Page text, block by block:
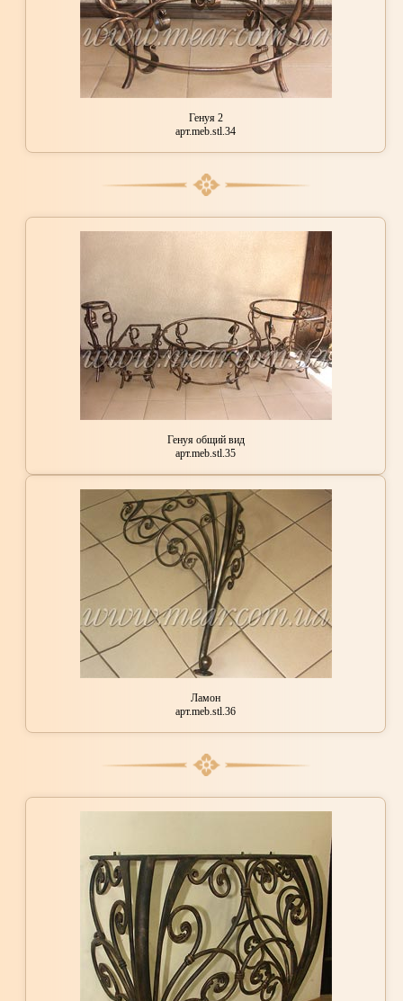
Генуя 2
арт.meb.stl.34
Генуя общий вид
арт.meb.stl.35
Ламон
арт.meb.stl.36